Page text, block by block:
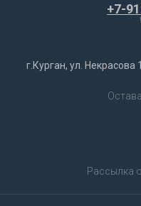
+7-
г.Курган, ул. Некрасова
Рассылка